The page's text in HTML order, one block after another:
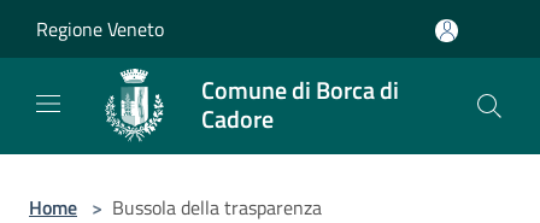
Regione Veneto
Comune di Borca di
Cadore
Home > Bussola della trasparenza